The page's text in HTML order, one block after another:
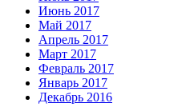
Июнь 2017
Май 2017
Апрель 2017
Март 2017
Февраль 2017
Январь 2017
Декабрь 2016